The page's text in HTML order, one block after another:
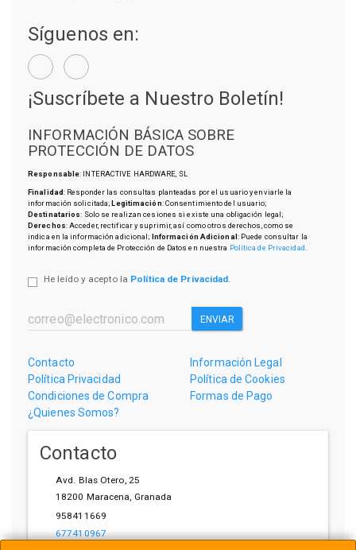
Síguenos en:
¡Suscríbete a Nuestro Boletín!
INFORMACIÓN BÁSICA SOBRE
PROTECCIÓN DE DATOS
Responsable: INTERACTIVE HARDWARE, SL
Finalidad: Responder las consultas planteadas por el usuario y enviarle la
información solicitada;Legitimación: Consentimiento del usuario;
Destinatarios: Solo se realizan cesiones si existe una obligación legal;
Derechos: Acceder, rectificar y suprimir, así como otros derechos, como se
indica en la información adicional; Información Adicional: Puede consultar la
información completa de Protección de Datos en nuestra Política de Privacidad
He leído y acepto la Política de Privacidad.
ENVIAR
Contacto
Información Legal
Política Privacidad
Política de Cookies
Condiciones de Compra
Formas de Pago
¿Quienes Somos?
Contacto
Avd. Blas Otero, 25
18200 Maracena, Granada
958411669
677410967